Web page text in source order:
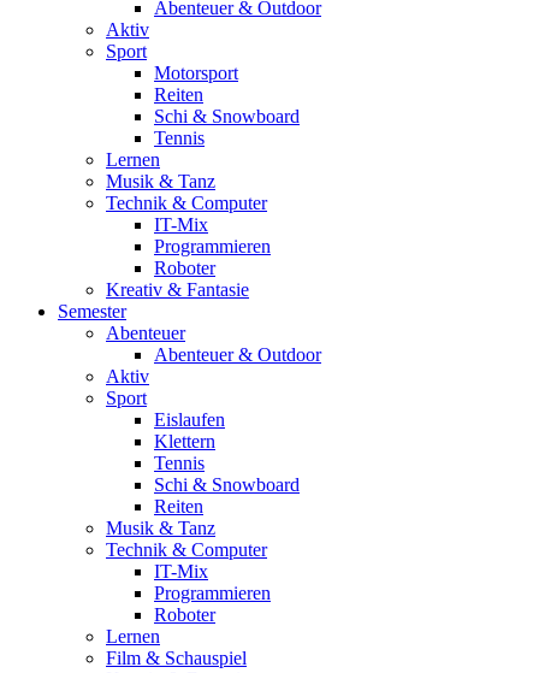
Abenteuer & Outdoor
Aktiv
Sport
Motorsport
Reiten
Schi & Snowboard
Tennis
Lernen
Musik & Tanz
Technik & Computer
IT-Mix
Programmieren
Roboter
Kreativ & Fantasie
Semester
Abenteuer
Abenteuer & Outdoor
Aktiv
Sport
Eislaufen
Klettern
Tennis
Schi & Snowboard
Reiten
Musik & Tanz
Technik & Computer
IT-Mix
Programmieren
Roboter
Lernen
Film & Schauspiel